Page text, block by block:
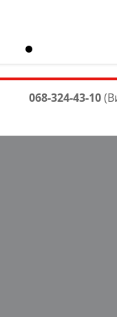
068-324-43-10